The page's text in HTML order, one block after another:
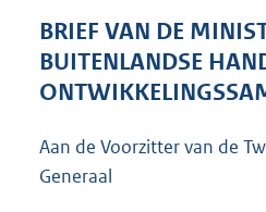
BRIEF VAN DE
BUITENLANDSE
Aan de Voorzitter van de
Generaal